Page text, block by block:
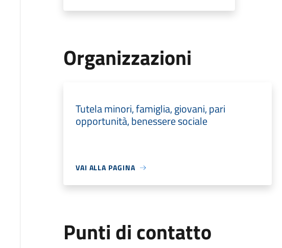
Organizzazioni
Tutela minori, famiglia, giovani, pari
opportunità, benessere sociale
VAI ALLA PAGINA
Punti di contatto